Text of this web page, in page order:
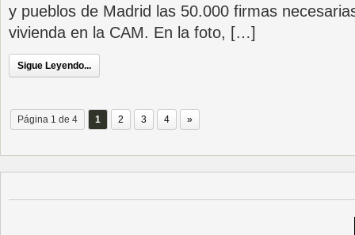
y pueblos de Madrid las 50.000 firmas
vivienda en la CAM. En la foto, […]
Sigue Leyendo...
Página 1 de 4 1 2 3 4 »